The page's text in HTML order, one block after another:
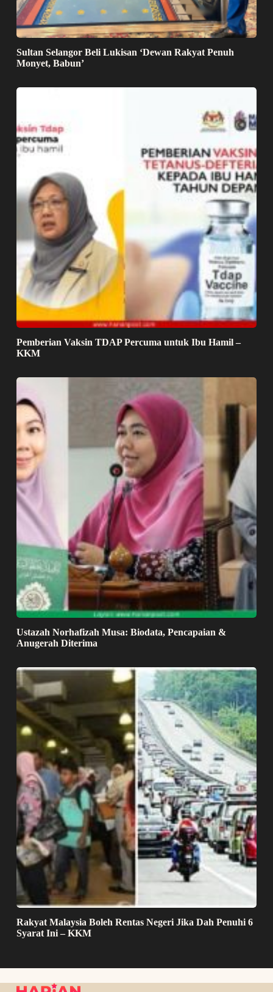
Sultan Selangor Beli Lukisan ‘Dewan Rakyat Penuh
Monyet, Babun’
Pemberian Vaksin TDAP Percuma untuk Ibu Hamil –
KKM
Ustazah Norhafizah Musa: Biodata, Pencapaian &
Anugerah Diterima
Rakyat Malaysia Boleh Rentas Negeri Jika Dah Penuhi 6
Syarat Ini – KKM